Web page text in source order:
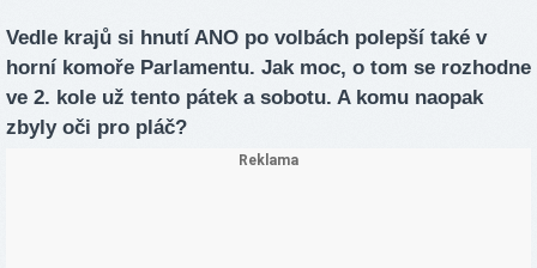
Vedle krajů si hnutí ANO po volbách polepší také v
horní komoře Parlamentu. Jak moc, o tom se rozhodne
ve 2. kole už tento pátek a sobotu. A komu naopak
zbyly oči pro pláč?